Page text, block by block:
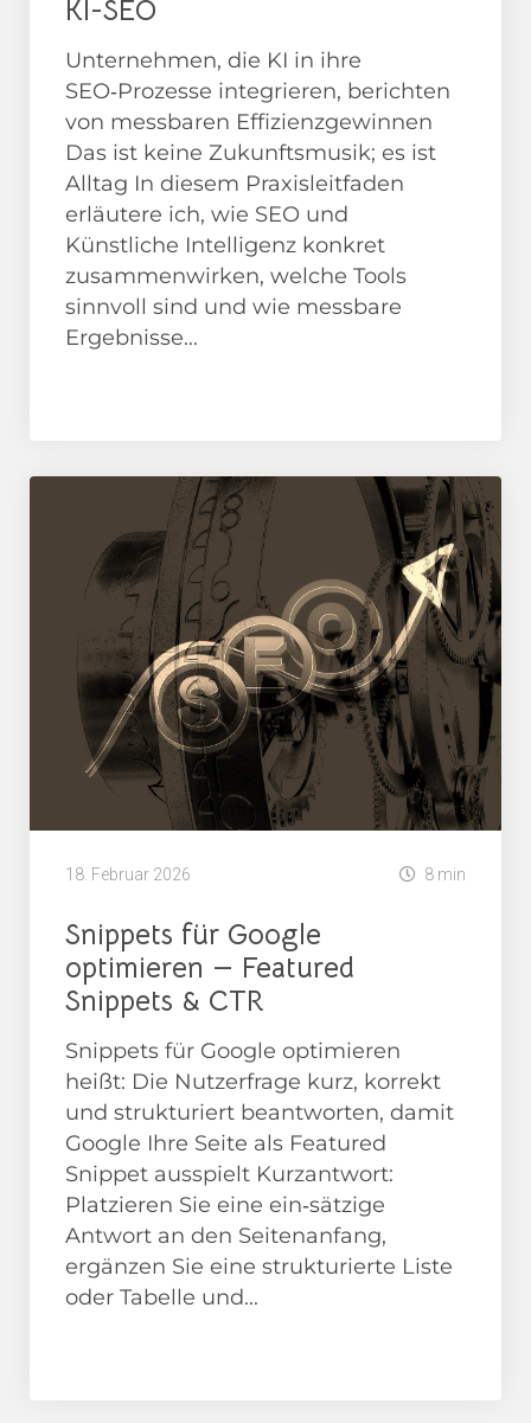
KI-SEO
Unternehmen, die KI in ihre
SEO‑Prozesse integrieren, berichten
von messbaren Effizienzgewinnen
Das ist keine Zukunftsmusik; es ist
Alltag In diesem Praxisleitfaden
erläutere ich, wie SEO und
Künstliche Intelligenz konkret
zusammenwirken, welche Tools
sinnvoll sind und wie messbare
Ergebnisse...
18. Februar 2026 8 min
Snippets für Google
optimieren — Featured
Snippets & CTR
Snippets für Google optimieren
heißt: Die Nutzerfrage kurz, korrekt
und strukturiert beantworten, damit
Google Ihre Seite als Featured
Snippet ausspielt Kurzantwort:
Platzieren Sie eine ein‑sätzige
Antwort an den Seitenanfang,
ergänzen Sie eine strukturierte Liste
oder Tabelle und...